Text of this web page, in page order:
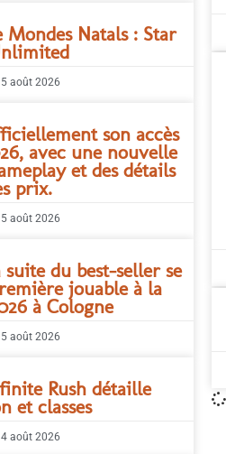
Natals : Star
5 août 2026
son accès
avec une nouvelle
et des détails
prix.
5 août 2026
du best-seller se
jouable à la
à Cologne
5 août 2026
Rush détaille
et classes
4 août 2026